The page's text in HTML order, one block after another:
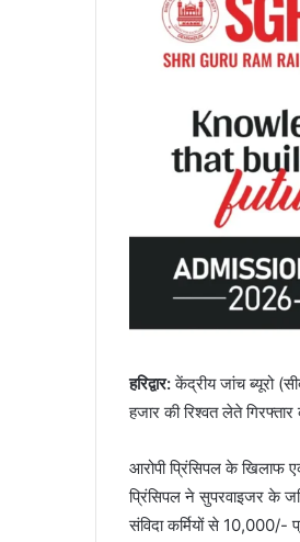
हरिद्वार:केंद्रीय जांच ब्यूरो
हजार की रिश्वत लेते गिरफ्तार
आरोपी प्रिंसिपल के खिलाफ
प्रिंसिपल ने सुपरवाइजर के
संविदा कर्मियों से 10,000/-